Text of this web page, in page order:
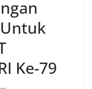
Ke-79